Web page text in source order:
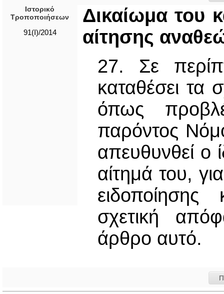
Ιστορικό
Τροποποιήσεων
91(Ι)/2014
Δικαίωμα του
αίτησης
27. Σε
καταθέσει τα
όπως
παρόντος
απευθυνθεί ο
αίτημά του,
ειδοποίησης
σχετική
άρθρο αυτό.